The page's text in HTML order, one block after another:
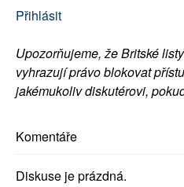
Přihlásit
Upozorňujeme, že Britské
vyhrazují právo blokovat
jakémukoliv diskutérovi,
Komentáře
Diskuse je prázdná.